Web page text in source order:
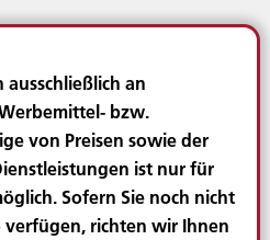
ausschließlich an
bzw.
von Preisen sowie der
ist nur für
Sofern Sie noch nicht
richten wir Ihnen